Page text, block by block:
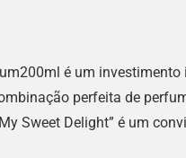
é um
perfeita de
Sweet Delight” é um